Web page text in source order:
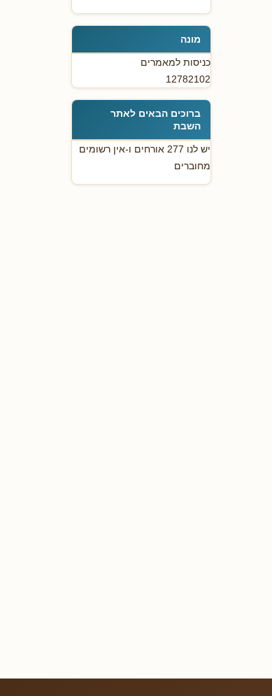
מונה
כניסות למאמרים
12782102
ברוכים הבאים לאתר
השבת
יש לנו 277 אורחים ו-אין רשומים
מחוברים